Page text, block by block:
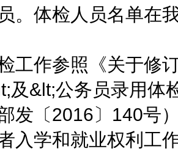
。体检人员名单在
作参照《关于修订
及&lt;公务员录用体
部发〔2016〕140号
入学和就业权利工